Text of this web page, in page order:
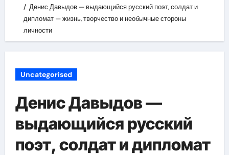
Денис Давыдов — выдающийся русский поэт, солдат и
дипломат — жизнь, творчество и необычные стороны
личности
Uncategorised
Денис Давыдов —
выдающийся русский
поэт, солдат и дипломат